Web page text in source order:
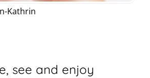
Kathrin
see and enjoy